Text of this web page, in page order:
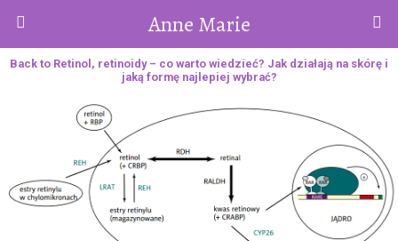
Anne Marie
Back to Retinol, retinoidy – co warto wiedzieć? Jak działają na skórę i
jaką formę najlepiej wybrać?